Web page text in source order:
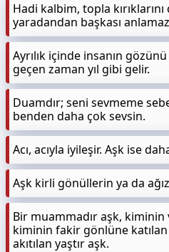
Hadi kalbim, topla
yaradandan başkası
Ayrılık içinde insanın
geçen zaman yıl gibi gelir.
Duamdır; seni sevmeme
benden daha çok sevsin.
Acı, acıyla iyileşir. Aşk ise
Aşk kirli gönüllerin ya da
Bir muammadır aşk, kiminin
kiminin fakir gönlüne
akıtılan yaştır aşk.